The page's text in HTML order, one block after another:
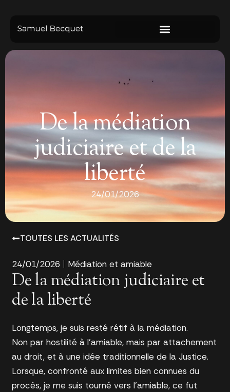
De la médiation
judiciaire et de la
liberté
24/01/2026
TOUTES LES ACTUALITÉS
24/01/2026 Médiation et amiable
De la médiation judiciaire et
de la liberté
Longtemps, je suis resté rétif à la médiation.
Non par hostilité à l’amiable, mais par attachement
au droit, et à une idée traditionnelle de la Justice.
Lorsque, confronté aux limites bien connues du
procès, je me suis tourné vers l’amiable, ce fut